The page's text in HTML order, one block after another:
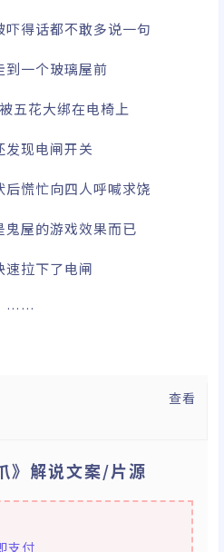
得话都不敢多说一句
到一个玻璃屋前
五花大绑在电椅上
发现电闸开关
后慌忙向四人呼喊求饶
鬼屋的游戏效果而已
速拉下了电闸
……
查看
》解说文案/片源
支付